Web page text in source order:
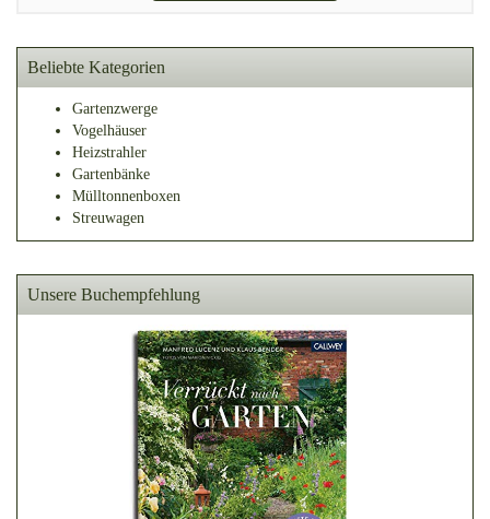
Beliebte Kategorien
Gartenzwerge
Vogelhäuser
Heizstrahler
Gartenbänke
Mülltonnenboxen
Streuwagen
Unsere Buchempfehlung